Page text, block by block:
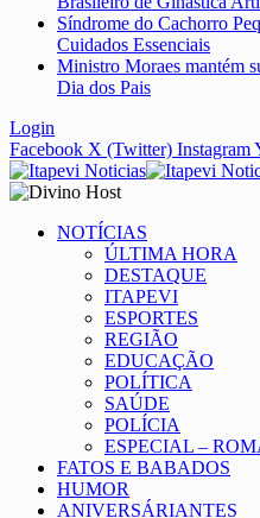
Síndrome do Cachorro
Cuidados Essenciais
Ministro Moraes mantém
Dia dos Pais
Login
Facebook X (Twitter) Instagram
NOTÍCIAS
ÚLTIMA HORA
DESTAQUE
ITAPEVI
ESPORTES
REGIÃO
EDUCAÇÃO
POLÍTICA
SAÚDE
POLÍCIA
ESPECIAL –
FATOS E BABADOS
HUMOR
ANIVERSÁRIANTES